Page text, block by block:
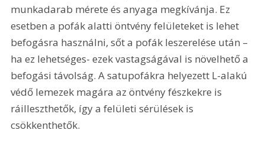
munkadarab mérete és anyaga megkívánja. Ez
esetben a pofák alatti öntvény felületeket is lehet
befogásra használni, sőt a pofák leszerelése után –
ha ez lehetséges- ezek vastagságával is növelhető a
befogási távolság. A satupofákra helyezett L-alakú
védő lemezek magára az öntvény fészkekre is
ráilleszthetők, így a felületi sérülések is
csökkenthetők.